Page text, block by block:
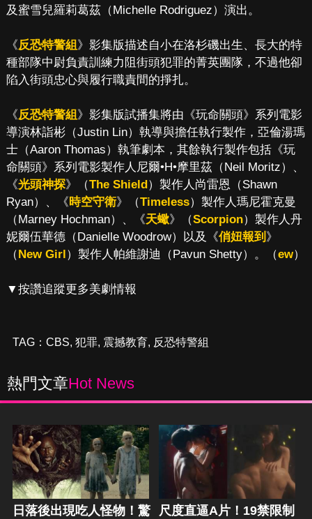
及蜜雪兒羅莉葛茲（Michelle Rodriguez）演出。
《反恐特警組 》影集版描述自小在洛杉磯出生、長大的特
種部隊中尉負責訓練力阻街頭犯罪的菁英團隊，不過他卻
陷入街頭忠心與履行職責間的掙扎。
《反恐特警組 》影集版試播集將由《玩命關頭》系列電影
導演林詣彬（Justin Lin）執導與擔任執行製作，亞倫湯瑪
士（Aaron Thomas）執筆劇本，其餘執行製作包括《玩
命關頭》系列電影製作人尼爾•H•摩里茲（Neil Moritz）、
《光頭神探》（The Shield）製作人尚雷恩（Shawn
Ryan）、《時空守衛》（Timeless）製作人瑪尼霍克曼
（Marney Hochman）、《天蠍》（Scorpion）製作人丹
妮爾伍華德（Danielle Woodrow）以及《俏妞報到 》
（New Girl）製作人帕維謝迪（Pavun Shetty）。（ew）
▼按讚追蹤更多美劇情報
TAG： CBS, 犯罪, 震撼教育, 反恐特警組
熱門文章Hot News
日落後出現吃人怪物！驚
尺度直逼A片！19禁限制